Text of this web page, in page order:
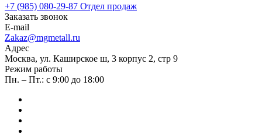
+7 (985) 080-29-87 Отдел продаж
Заказать звонок
E-mail
Zakaz@mgmetall.ru
Адрес
Москва, ул. Каширское ш, 3 корпус 2, стр 9
Режим работы
Пн. – Пт.: с 9:00 до 18:00